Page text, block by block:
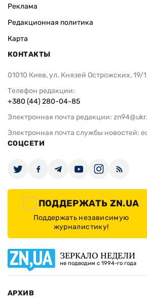
Реклама
Редакционная политика
Карта
КОНТАКТЫ
01010 Киев, ул. Князей Острожских, 19/1
Телефон редакции:
+380 (44) 280-04-85
Электронная почта редакции:
Электронная почта службы новостей:
СОЦСЕТИ
ПОДДЕРЖАТЬ ZN.UA
Поддержать независимую
журналистику!
ЗЕРКАЛО НЕДЕЛИ
не подводим с 1994-го года
АРХИВ